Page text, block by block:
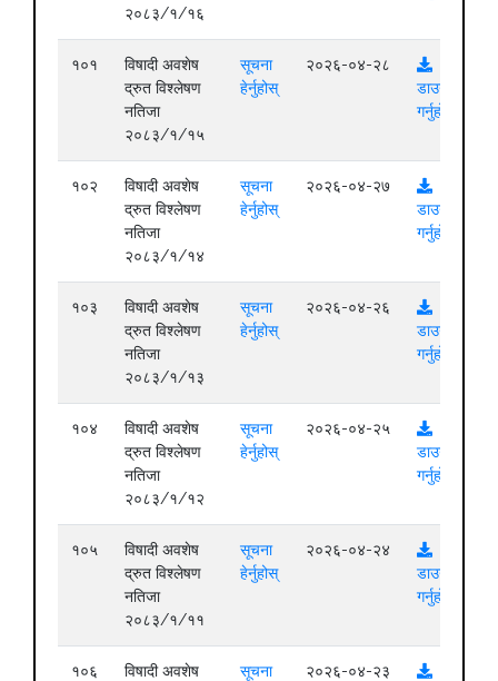
२०८३/१/१६
१०१
विषादी अवशेष
द्रुत विश्लेषण
नतिजा
२०८३/१/१५
सूचना
हेर्नुहोस्
२०२६-०४-२८
डाउनलोड
गर्नुहोस्
१०२
विषादी अवशेष
द्रुत विश्लेषण
नतिजा
२०८३/१/१४
सूचना
हेर्नुहोस्
२०२६-०४-२७
डाउनलोड
गर्नुहोस्
१०३
विषादी अवशेष
द्रुत विश्लेषण
नतिजा
२०८३/१/१३
सूचना
हेर्नुहोस्
२०२६-०४-२६
डाउनलोड
गर्नुहोस्
१०४
विषादी अवशेष
द्रुत विश्लेषण
नतिजा
२०८३/१/१२
सूचना
हेर्नुहोस्
२०२६-०४-२५
डाउनलोड
गर्नुहोस्
१०५
विषादी अवशेष
द्रुत विश्लेषण
नतिजा
२०८३/१/११
सूचना
हेर्नुहोस्
२०२६-०४-२४
डाउनलोड
गर्नुहोस्
१०६
विषादी अवशेष
सूचना
२०२६-०४-२३